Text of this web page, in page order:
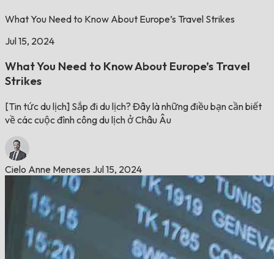
What You Need to Know About Europe’s Travel Strikes
Jul 15, 2024
What You Need to Know About Europe’s Travel
Strikes
[Tin tức du lịch] Sắp đi du lịch? Đây là những điều bạn cần biết
về các cuộc đình công du lịch ở Châu Âu
Cielo Anne Meneses Jul 15, 2024